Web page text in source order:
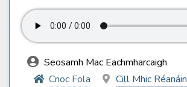
Seosamh Mac Eachmharcaigh
Cnoc Fola
Cill Mhic Réanáin